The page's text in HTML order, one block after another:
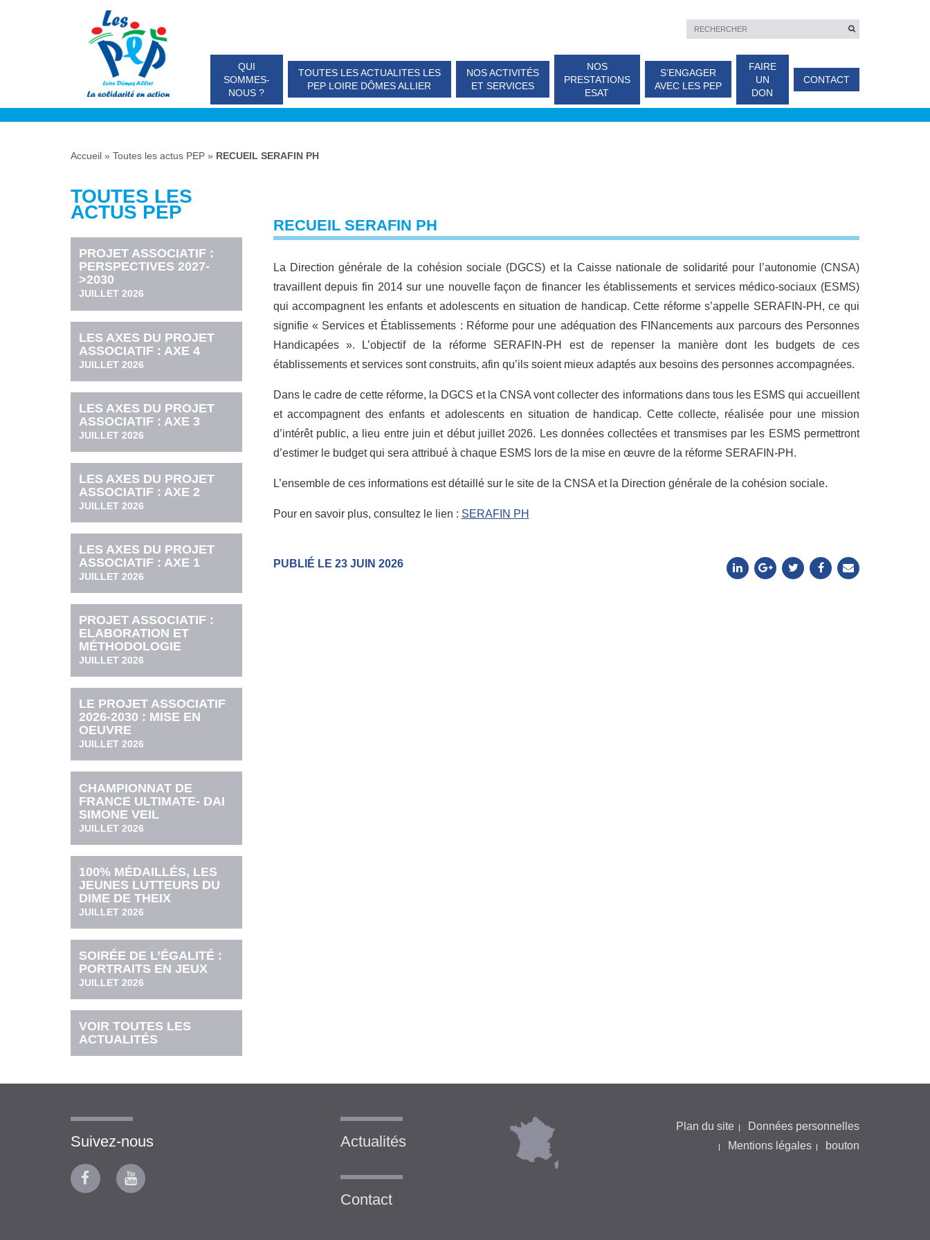
QUI
SOMMES-
NOUS ?
TOUTES LES ACTUALITES LES
PEP LOIRE DÔMES ALLIER
NOS ACTIVITÉS
ET SERVICES
NOS
PRESTATIONS
ESAT
S’ENGAGER
AVEC LES PEP
FAIRE
UN
DON
CONTACT
Accueil » Toutes les actus PEP » RECUEIL SERAFIN PH
TOUTES LES
ACTUS PEP
PROJET ASSOCIATIF :
PERSPECTIVES 2027-
>2030
JUILLET 2026
LES AXES DU PROJET
ASSOCIATIF : AXE 4
JUILLET 2026
LES AXES DU PROJET
ASSOCIATIF : AXE 3
JUILLET 2026
LES AXES DU PROJET
ASSOCIATIF : AXE 2
JUILLET 2026
LES AXES DU PROJET
ASSOCIATIF : AXE 1
JUILLET 2026
PROJET ASSOCIATIF :
ELABORATION ET
MÉTHODOLOGIE
JUILLET 2026
LE PROJET ASSOCIATIF
2026-2030 : MISE EN
OEUVRE
JUILLET 2026
CHAMPIONNAT DE
FRANCE ULTIMATE- DAI
SIMONE VEIL
JUILLET 2026
100% MÉDAILLÉS, LES
JEUNES LUTTEURS DU
DIME DE THEIX
JUILLET 2026
SOIRÉE DE L’ÉGALITÉ :
PORTRAITS EN JEUX
JUILLET 2026
VOIR TOUTES LES
ACTUALITÉS
RECUEIL SERAFIN PH
La Direction générale de la cohésion sociale (DGCS) et la Caisse nationale de solidarité pour l’autonomie (CNSA)
travaillent depuis fin 2014 sur une nouvelle façon de financer les établissements et services médico-sociaux (ESMS)
qui accompagnent les enfants et adolescents en situation de handicap. Cette réforme s’appelle SERAFIN-PH, ce qui
signifie « Services et Établissements : Réforme pour une adéquation des FINancements aux parcours des Personnes
Handicapées ». L’objectif de la réforme SERAFIN-PH est de repenser la manière dont les budgets de ces
établissements et services sont construits, afin qu’ils soient mieux adaptés aux besoins des personnes accompagnées.
Dans le cadre de cette réforme, la DGCS et la CNSA vont collecter des informations dans tous les ESMS qui accueillent
et accompagnent des enfants et adolescents en situation de handicap. Cette collecte, réalisée pour une mission
d’intérêt public, a lieu entre juin et début juillet 2026. Les données collectées et transmises par les ESMS permettront
d’estimer le budget qui sera attribué à chaque ESMS lors de la mise en œuvre de la réforme SERAFIN-PH.
L’ensemble de ces informations est détaillé sur le site de la CNSA et la Direction générale de la cohésion sociale.
Pour en savoir plus, consultez le lien : SERAFIN PH
PUBLIÉ LE 23 JUIN 2026
Suivez-nous Actualités
Contact
Plan du site
Données personnelles
Mentions légales
bouton